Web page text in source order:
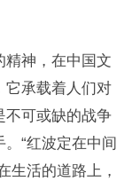
精神，在中国文
它承载着人们对
不可或缺的战争
“红波定在中间
生活的道路上，